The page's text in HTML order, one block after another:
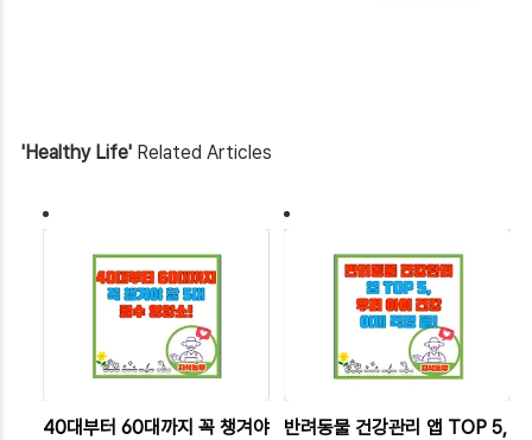
'Healthy Life' Related Articles
40대부터 60대까지 꼭 챙겨야
반려동물 건강관리 앱 TOP 5,